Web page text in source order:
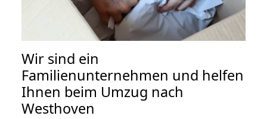
Wir sind ein
Familienunternehmen und helfen
Ihnen beim Umzug nach
Westhoven